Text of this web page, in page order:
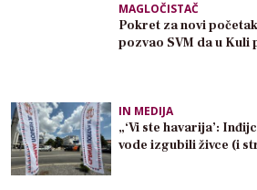
MAGLOČISTAČ
Pokret za novi
pozvao SVM da u
IN MEDIJA
„‘Vi ste havarija’:
vode izgubili živce (i